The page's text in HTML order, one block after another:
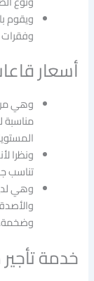
ويقوم
وفقرات
أسعار
وهي من
ونظرا
تناسب
وهي
وضخمة.
خدمة